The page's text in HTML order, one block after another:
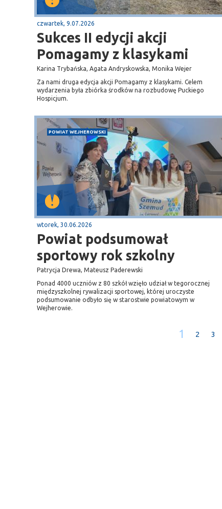
czwartek, 9.07.2026
Sukces II edycji akcji
Pomagamy z klasykami
Karina Trybańska, Agata Andryskowska, Monika Wejer
Za nami druga edycja akcji Pomagamy z klasykami. Celem
wydarzenia była zbiórka środków na rozbudowę Puckiego
Hospicjum.
POWIAT WEJHEROWSKI
wtorek, 30.06.2026
Powiat podsumował
sportowy rok szkolny
Patrycja Drewa, Mateusz Paderewski
Ponad 4000 uczniów z 80 szkół wzięło udział w tegorocznej
międzyszkolnej rywalizacji sportowej, której uroczyste
podsumowanie odbyło się w starostwie powiatowym w
Wejherowie.
1 2 3